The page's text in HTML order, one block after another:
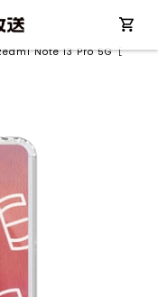
Note 13 Pro 5G［